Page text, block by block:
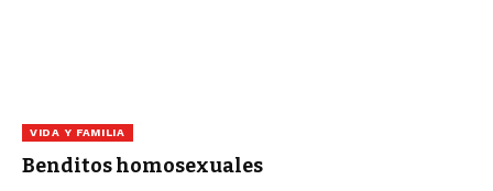
VIDA Y FAMILIA
Benditos homosexuales